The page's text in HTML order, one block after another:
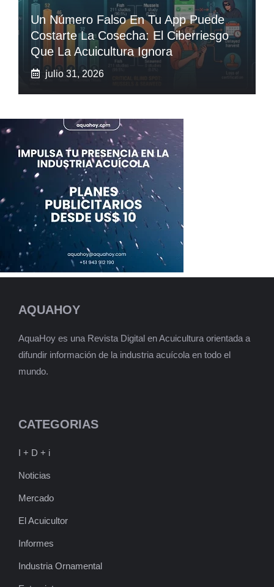
Un Número Falso En Tu App Puede
Costarte La Cosecha: El Ciberriesgo
Que La Acuicultura Ignora
julio 31, 2026
AQUAHOY
AquaHoy es una Revista Digital en Acuicultura orientada a
difundir información de la industria acuícola en todo el
mundo.
CATEGORIAS
I + D + i
Noticias
Mercado
El Acuicultor
Informes
Industria Ornamental